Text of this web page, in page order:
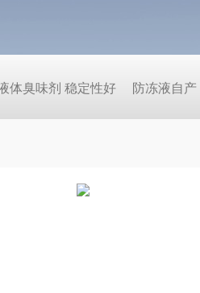
体臭味剂 稳定性好 防冻液自产